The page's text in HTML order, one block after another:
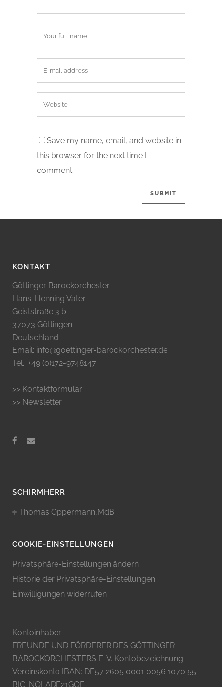
Save my name, email, and website in
this browser for the next time I
comment.
KONTAKT
Göttinger Barockorchester
Hans-Henning Vater
Geiststraße 3 b
37073 Göttingen
Deutschland
Email: info@goettinger-barockorchester.de
Tel.: +49 (0)172-9748147
>> Kontaktformular
>> Newsletter
SCHIRMHERR
Thomas Oppermann,MdB
COOKIE-EINSTELLUNGEN
Privatsphäre-Einstellungen ändern
Historie der Privatsphäre-Einstellungen
Einwilligungen widerrufen
Kontoinhaber:
FREUNDE UND FÖRDERER DES GÖTTINGER
BAROCKORCHESTERS E. V. Kontobezeichnung:
Vereinskonto IBAN: DE57 2605 0001 0056 1070 55
BIC: NOLADE21GOE